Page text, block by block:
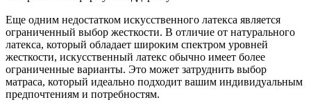
Еще одним недостатком искусственного латекса является
ограниченный выбор жесткости. В отличие от натурального
латекса, который обладает широким спектром уровней
жесткости, искусственный латекс обычно имеет более
ограниченные варианты. Это может затруднить выбор
матраса, который идеально подходит вашим индивидуальным
предпочтениям и потребностям.